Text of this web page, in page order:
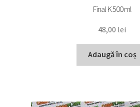
Final K 500 ml
48,00 lei
Adaugă în coș